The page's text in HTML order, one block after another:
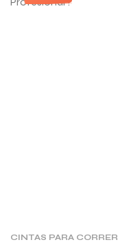
CINTAS PARA CORRER